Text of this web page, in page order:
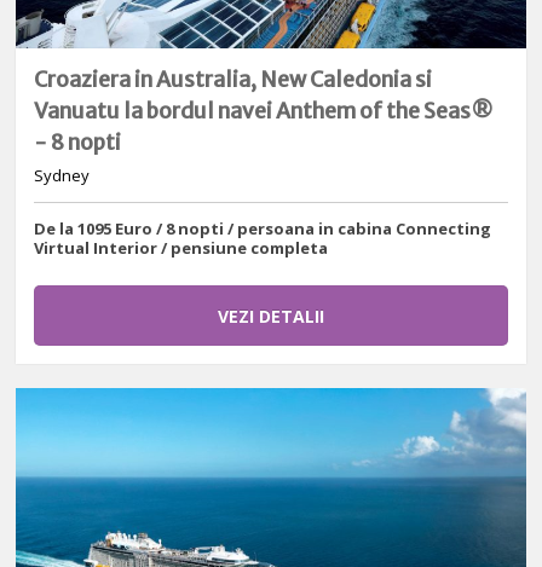
Croaziera in Australia, New Caledonia si
Vanuatu la bordul navei Anthem of the Seas®
- 8 nopti
Sydney
De la 1095 Euro / 8 nopti / persoana in cabina Connecting
Virtual Interior / pensiune completa
VEZI DETALII